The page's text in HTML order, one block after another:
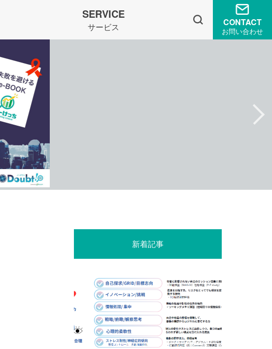
SERVICE
サービス CONTACT
お問い合わせ
新着記事